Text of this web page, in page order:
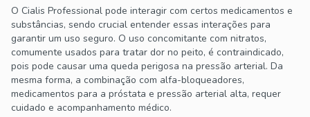
O Cialis Professional pode interagir com certos medicamentos e
substâncias, sendo crucial entender essas interações para
garantir um uso seguro. O uso concomitante com nitratos,
comumente usados para tratar dor no peito, é contraindicado,
pois pode causar uma queda perigosa na pressão arterial. Da
mesma forma, a combinação com alfa-bloqueadores,
medicamentos para a próstata e pressão arterial alta, requer
cuidado e acompanhamento médico.